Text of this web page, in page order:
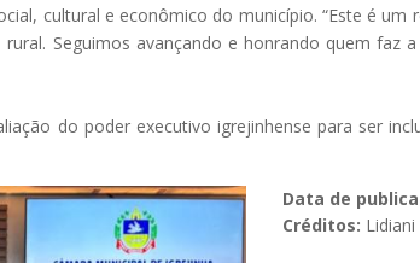
cultural e econômico do município. “Este é um
Seguimos avançando e honrando quem faz
do poder executivo igrejinhense para ser
Data de
Créditos: